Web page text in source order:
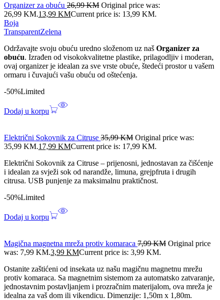
Organizer za obuću 26,99KM Original price was:
26,99 KM.13,99 KMCurrent price is: 13,99 KM.
Boja
TransparentZelena
Održavajte svoju obuću uredno složenom uz naš Organizer za
obuću. Izrađen od visokokvalitetne plastike, prilagodljiv i moderan,
ovaj organizer je idealan za sve vrste obuće, štedeći prostor u vašem
ormaru i čuvajući vašu obuću od oštećenja.
-50%Limited
Dodaj u korpu
Električni Sokovnik za Citruse 35,99KM Original price was:
35,99 KM.17,99 KMCurrent price is: 17,99 KM.
Električni Sokovnik za Citruse – prijenosni, jednostavan za čišćenje
i idealan za svježi sok od narandže, limuna, grejpfruta i drugih
citrusa. USB punjenje za maksimalnu praktičnost.
-50%Limited
Dodaj u korpu
Magična magnetna mreža protiv komaraca 7,99KM Original price
was: 7,99 KM.3,99 KMCurrent price is: 3,99 KM.
Ostanite zaštićeni od insekata uz našu magičnu magnetnu mrežu
protiv komaraca. Sa magnetnim sistemom za automatsko zatvaranje,
jednostavnim postavljanjem i prozračnim materijalom, ova mreža je
idealna za vaš dom ili vikendicu. Dimenzije: 1,50m x 1,80m.